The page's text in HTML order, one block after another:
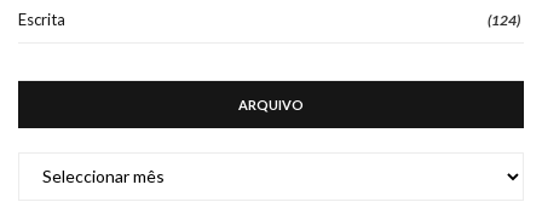
Escrita (124)
ARQUIVO